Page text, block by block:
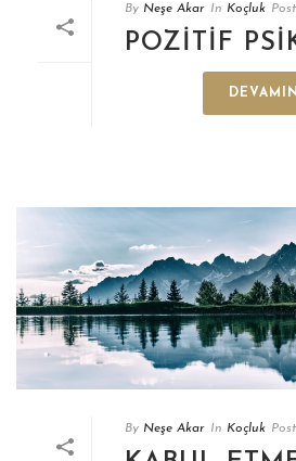
By Neşe Akar In Koçluk
POZİTİF
By Neşe Akar In Koçluk